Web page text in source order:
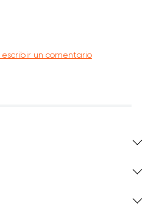
escribir un comentario